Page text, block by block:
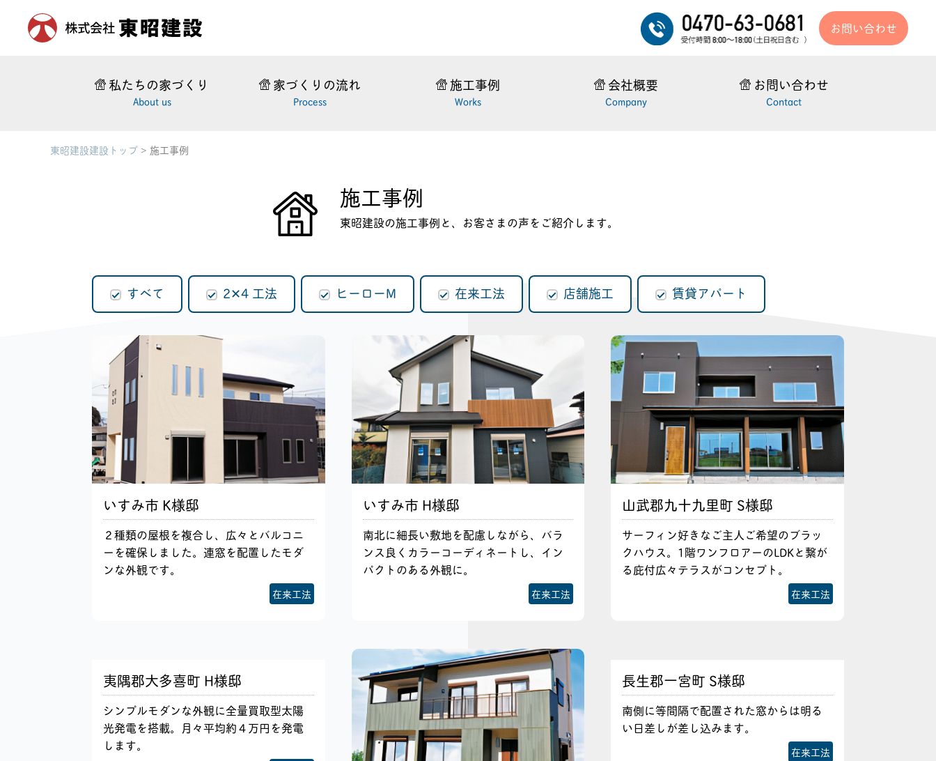
お問い合わせ
私たちの家づくり
About us
家づくりの流れ
Process
施工事例
Works
会社概要
Company
お問い合わせ
Contact
東昭建設建設トップ > 施工事例
施工事例
東昭建設の施工事例と、お客さまの声をご紹介します。
すべて 2✕4 工法 ヒーローM 在来工法 店舗施工 賃貸アパート
いすみ市 K様邸
２種類の屋根を複合し、広々とバルコニ
ーを確保しました。連窓を配置したモダ
ンな外観です。
在来工法
いすみ市 H様邸
南北に細長い敷地を配慮しながら、バラ
ンス良くカラーコーディネートし、イン
パクトのある外観に。
在来工法
山武郡九十九里町 S様邸
サーフィン好きなご主人ご希望のブラッ
クハウス。1階ワンフロアーのLDKと繋が
る庇付広々テラスがコンセプト。
在来工法
夷隅郡大多喜町 H様邸
シンプルモダンな外観に全量買取型太陽
光発電を搭載。月々平均約４万円を発電
します。
長生郡一宮町 S様邸
南側に等間隔で配置された窓からは明る
い日差しが差し込みます。
在来工法